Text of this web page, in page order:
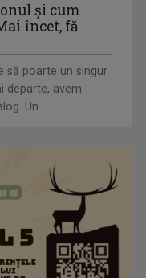
și cum
încet, fă
să poarte un singur
departe, avem
Un ...